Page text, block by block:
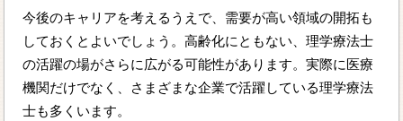
今後のキャリアを考えるうえで、需要が高い領域の開拓も
しておくとよいでしょう。高齢化にともない、理学療法士
の活躍の場がさらに広がる可能性があります。実際に医療
機関だけでなく、さまざまな企業で活躍している理学療法
士も多くいます。